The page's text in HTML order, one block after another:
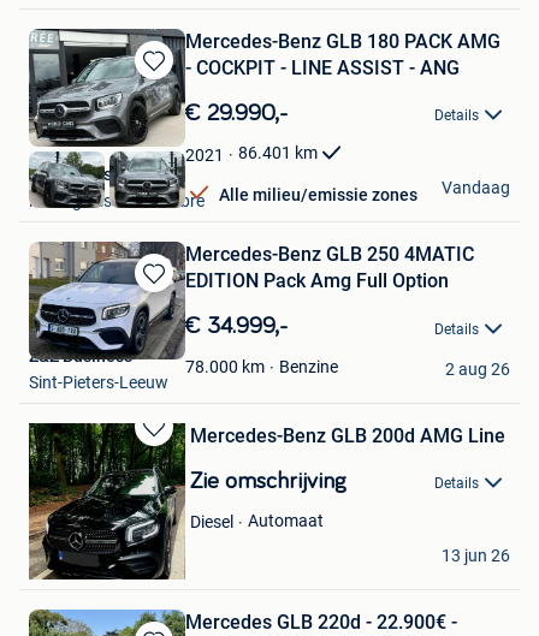
Bewaren
in
Mijn
Favorieten
Mercedes-Benz GLB 180 PACK AMG
- COCKPIT - LINE ASSIST - ANG
€ 29.990,- Details
2021 86.401 km
Alle milieu/emissie zones
World Cars SRL
Montignies-Sur-Sambre
Vandaag
Bewaren
in
Mijn
Favorieten
Mercedes-Benz GLB 250 4MATIC
EDITION Pack Amg Full Option
€ 34.999,- Details
78.000 km Benzine
Z&Z Business
Sint-Pieters-Leeuw
2 aug 26
Bewaren
in
Mijn
Favorieten
Mercedes-Benz GLB 200d AMG Line
Zie omschrijving Details
Diesel
Automaat
Bogdan
Etterbeek
13 jun 26
Mercedes GLB 220d - 22.900€ -